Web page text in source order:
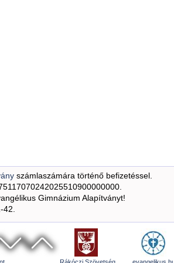
számlaszámára történő befizetéssel.
Gimnázium Alapítványt!
42.